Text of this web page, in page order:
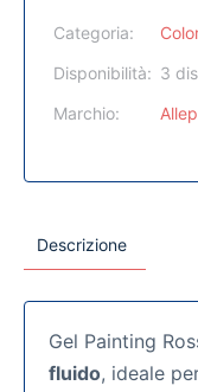
Categoria:
Disponibilità: 3
Marchio:
Descrizione
Gel Painting
fluido, ideale